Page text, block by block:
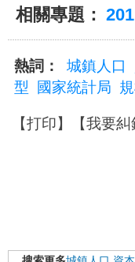
相關專題：
熱詞： 城鎮人口
型
國家統計局
【打印】【我要糾